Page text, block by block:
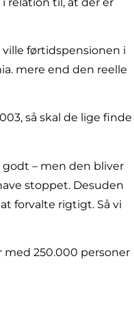
førtidspensionen i
mere end den reelle
så skal de lige finde
– men den bliver
stoppet. Desuden
forvalte rigtigt. Så vi
med 250.000 personer